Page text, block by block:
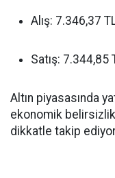
Alış: 7.346,37
Satış: 7.344,85
Altın piyasasında
ekonomik
dikkatle takip